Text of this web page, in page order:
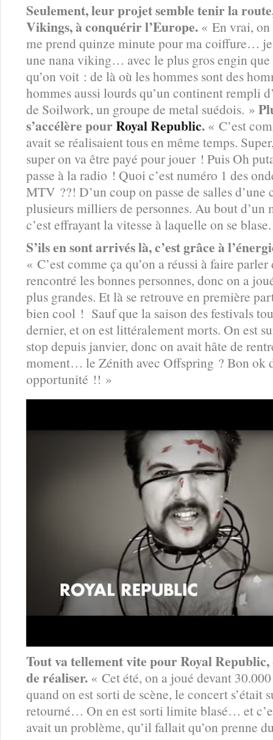
Seulement, leur projet semble tenir la
Vikings, à conquérir l’Europe. « En vrai,
me prend quinze minute pour ma coiffure…
une nana viking… avec le plus gros engin que
qu’on voit : de là où les hommes sont des
hommes aussi lourds qu’un continent rempli
de Soilwork, un groupe de metal suédois. »
s’accélère pourRoyal Republic. « C’est
avait se réalisaient tous en même temps.
super on va être payé pour jouer ! Puis Oh
passe à la radio ! Quoi c’est numéro 1 des
MTV ??! D’un coup on passe de salles d’une
plusieurs milliers de personnes. Au bout
c’est effrayant la vitesse à laquelle on se
S’ils en sont arrivés là, c’est grâce à
« C’est comme ça qu’on a réussi à faire
rencontré les bonnes personnes, donc on a
plus grandes. Et là se retrouve en première
bien cool ! Sauf que la saison des festivals
dernier, et on est littéralement morts. On est
stop depuis janvier, donc on avait hâte de
moment… le Zénith avec Offspring ? Bon ok
opportunité !! »
Tout va tellement vite pour Royal Republic,
de réaliser. « Cet été, on a joué devant
quand on est sorti de scène, le concert s’était
retourné… On en est sorti limite blasé… et
avait un problème, qu’il fallait qu’on prenne